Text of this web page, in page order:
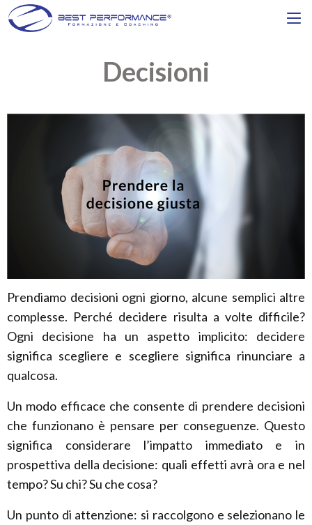
Decisioni
Prendiamo decisioni ogni giorno, alcune semplici altre
complesse. Perché decidere risulta a volte difficile?
Ogni decisione ha un aspetto implicito: decidere
significa scegliere e scegliere significa rinunciare a
qualcosa.
Un modo efficace che consente di prendere decisioni
che funzionano è pensare per conseguenze. Questo
significa considerare l’impatto immediato e in
prospettiva della decisione: quali effetti avrà ora e nel
tempo? Su chi? Su che cosa?
Un punto di attenzione: si raccolgono e selezionano le